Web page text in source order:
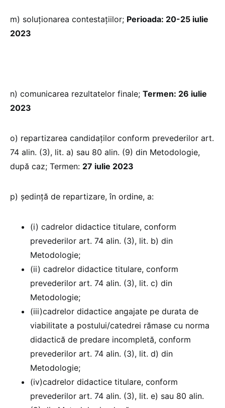
m) soluţionarea contestațiilor; Perioada: 20-25 iulie
2023
n) comunicarea rezultatelor finale; Termen: 26 iulie
2023
o) repartizarea candidaţilor conform prevederilor art.
74 alin. (3), lit. a) sau 80 alin. (9) din Metodologie,
după caz; Termen: 27 iulie 2023
p) ședință de repartizare, în ordine, a:
(i) cadrelor didactice titulare, conform
prevederilor art. 74 alin. (3), lit. b) din
Metodologie;
(ii) cadrelor didactice titulare, conform
prevederilor art. 74 alin. (3), lit. c) din
Metodologie;
(iii)cadrelor didactice angajate pe durata de
viabilitate a postului/catedrei rămase cu norma
didactică de predare incompletă, conform
prevederilor art. 74 alin. (3), lit. d) din
Metodologie;
(iv)cadrelor didactice titulare, conform
prevederilor art. 74 alin. (3), lit. e) sau 80 alin.